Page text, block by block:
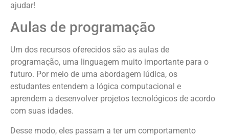
ajudar!
Aulas de programação
Um dos recursos oferecidos são as aulas de
programação, uma linguagem muito importante para o
futuro. Por meio de uma abordagem lúdica, os
estudantes entendem a lógica computacional e
aprendem a desenvolver projetos tecnológicos de acordo
com suas idades.
Desse modo, eles passam a ter um comportamento